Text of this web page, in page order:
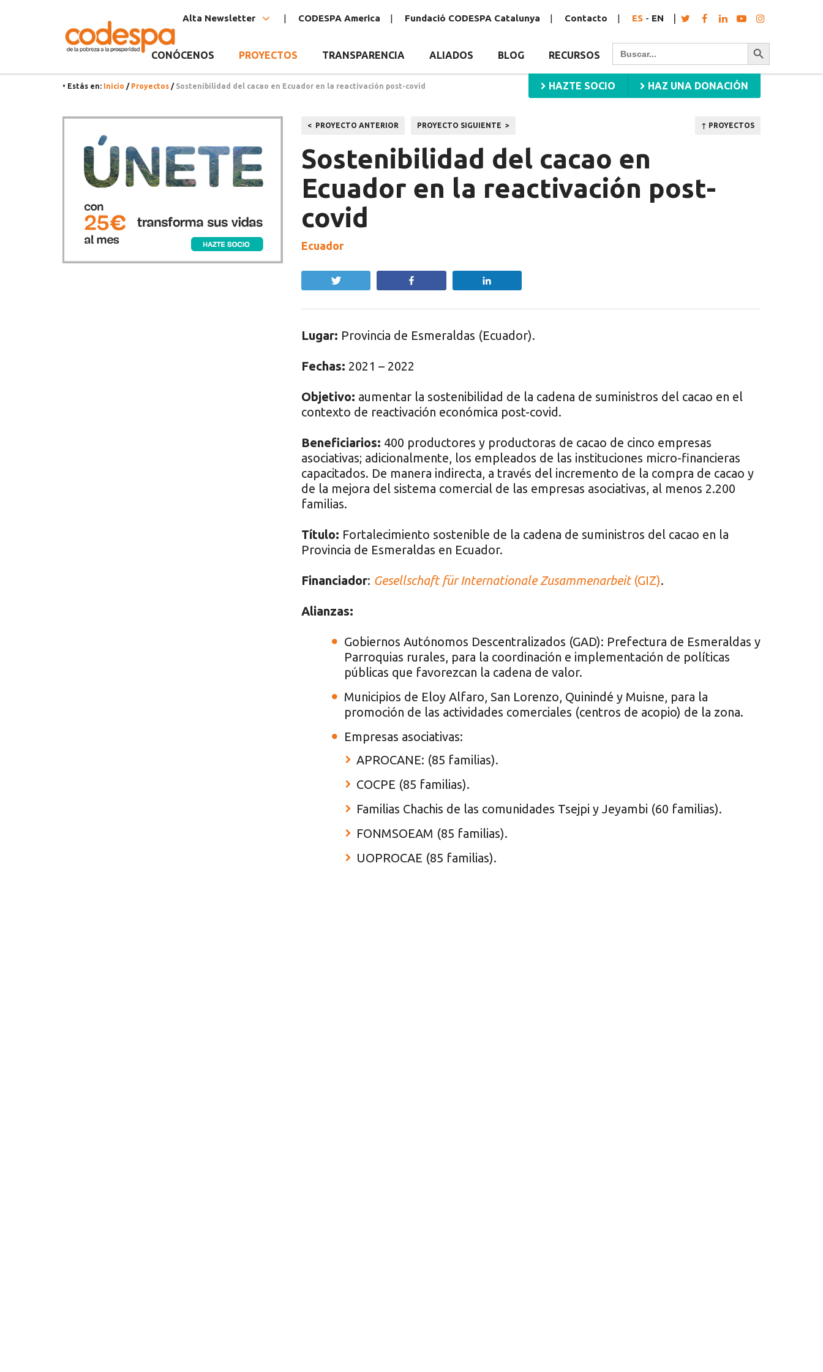
Proyecto Alta Newsletter CODESPA America Fundació CODESPA Catalunya Contacto ES - EN
CONÓCENOS PROYECTOS TRANSPARENCIA ALIADOS BLOG RECURSOS
Buscar: Botón de búsqueda
HAZTE SOCIO HAZ UNA DONACIÓN
• Estás en: Inicio / Proyectos / Sostenibilidad del cacao en Ecuador en la reactivación post-covid
↑ PROYECTOS
Navegación
de
entradas
PROYECTO ANTERIOR PROYECTO SIGUIENTE
Sostenibilidad del cacao en
Ecuador en la reactivación post-
covid
Ecuador
Lugar: Provincia de Esmeraldas (Ecuador).
Fechas: 2021 – 2022
Objetivo: aumentar la sostenibilidad de la cadena de suministros del cacao en el
contexto de reactivación económica post-covid.
Beneficiarios: 400 productores y productoras de cacao de cinco empresas
asociativas; adicionalmente, los empleados de las instituciones micro-financieras
capacitados. De manera indirecta, a través del incremento de la compra de cacao y
de la mejora del sistema comercial de las empresas asociativas, al menos 2.200
familias.
Título: Fortalecimiento sostenible de la cadena de suministros del cacao en la
Provincia de Esmeraldas en Ecuador.
Financiador: Gesellschaft für Internationale Zusammenarbeit(GIZ).
Alianzas:
Gobiernos Autónomos Descentralizados (GAD): Prefectura de Esmeraldas y
Parroquias rurales, para la coordinación e implementación de políticas
públicas que favorezcan la cadena de valor.
Municipios de Eloy Alfaro, San Lorenzo, Quinindé y Muisne, para la
promoción de las actividades comerciales (centros de acopio) de la zona.
Empresas asociativas:
APROCANE: (85 familias).
COCPE (85 familias).
Familias Chachis de las comunidades Tsejpi y Jeyambi (60 familias).
FONMSOEAM (85 familias).
UOPROCAE (85 familias).
Recursos
Únete